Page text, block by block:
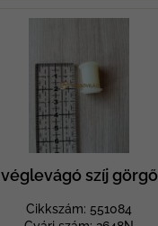
véglevágó szíj görgő
Cikkszám: 551084